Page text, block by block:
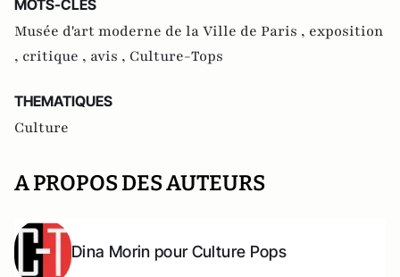
MOTS-CLES
Musée d'art moderne de la Ville de Paris , exposition
, critique , avis , Culture-Tops
THEMATIQUES
Culture
A PROPOS DES AUTEURS
Dina Morin pour Culture Pops